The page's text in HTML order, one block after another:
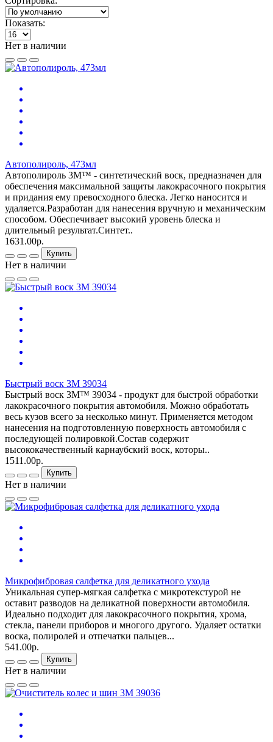
Показать:
Нет в наличии
Автополироль, 473мл
Автополироль 3M™ - синтетический воск, предназначен для
обеспечения максимальной защиты лакокрасочного покрытия
и придания ему превосходного блеска. Легко наносится и
удаляется.Разработан для нанесения вручную и механическим
способом. Обеспечивает высокий уровень блеска и
длительный результат.Синтет..
1631.00р.
Купить
Нет в наличии
Быстрый воск 3M 39034
Быстрый воск 3M™ 39034 - продукт для быстрой обработки
лакокрасочного покрытия автомобиля. Можно обработать
весь кузов всего за несколько минут. Применяется методом
нанесения на подготовленную поверхность автомобиля с
последующей полировкой.Состав содержит
высококачественный карнаубский воск, которы..
1511.00р.
Купить
Нет в наличии
Микрофибровая салфетка для деликатного ухода
Уникальная супер-мягкая салфетка с микротекстурой не
оставит разводов на деликатной поверхности автомобиля.
Идеально подходит для лакокрасочного покрытия, хрома,
стекла, панели приборов и многого другого. Удаляет остатки
воска, полиролей и отпечатки пальцев...
541.00р.
Купить
Нет в наличии